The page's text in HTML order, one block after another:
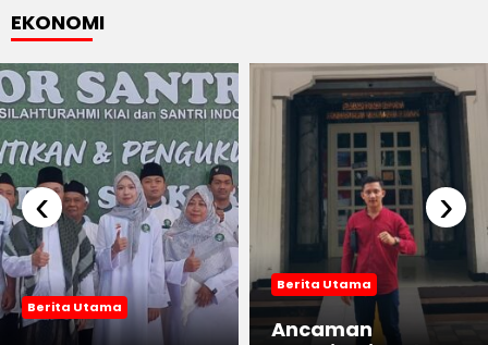
EKONOMI
Berita Utama
Berita Utama
Ancaman
‹ ›